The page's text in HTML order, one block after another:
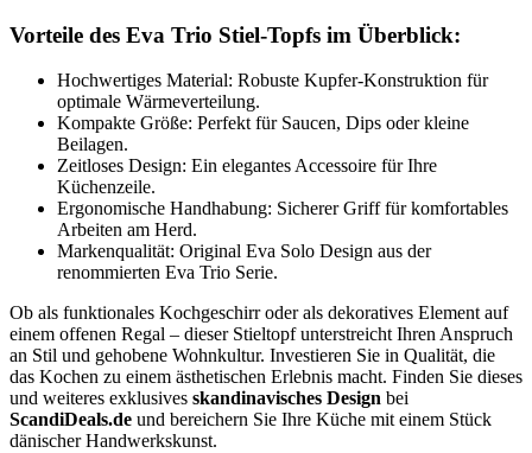
Vorteile des Eva Trio Stiel-Topfs im Überblick:
Hochwertiges Material: Robuste Kupfer-Konstruktion für
optimale Wärmeverteilung.
Kompakte Größe: Perfekt für Saucen, Dips oder kleine
Beilagen.
Zeitloses Design: Ein elegantes Accessoire für Ihre
Küchenzeile.
Ergonomische Handhabung: Sicherer Griff für komfortables
Arbeiten am Herd.
Markenqualität: Original Eva Solo Design aus der
renommierten Eva Trio Serie.
Ob als funktionales Kochgeschirr oder als dekoratives Element auf
einem offenen Regal – dieser Stieltopf unterstreicht Ihren Anspruch
an Stil und gehobene Wohnkultur. Investieren Sie in Qualität, die
das Kochen zu einem ästhetischen Erlebnis macht. Finden Sie dieses
und weiteres exklusives skandinavisches Design bei
ScandiDeals.de und bereichern Sie Ihre Küche mit einem Stück
dänischer Handwerkskunst.